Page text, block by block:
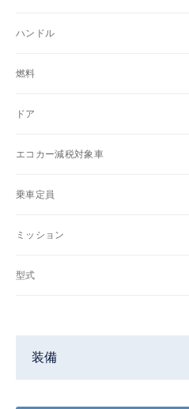
ハンドル
燃料
ドア
エコカー減税対象車
乗車定員
ミッション
型式
装備